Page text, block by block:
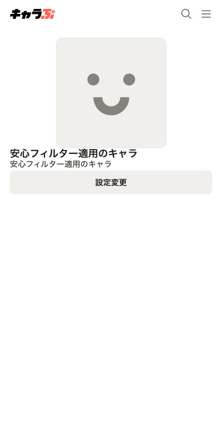
安心フィルター適用のキャラ
安心フィルター適用のキャラ
設定変更